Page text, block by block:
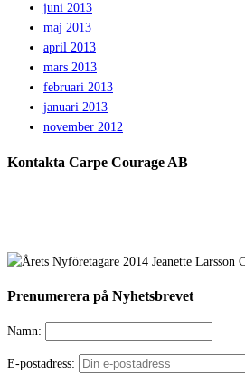
juni 2013
maj 2013
april 2013
mars 2013
februari 2013
januari 2013
november 2012
Kontakta Carpe Courage AB
Prenumerera på Nyhetsbrevet
Namn:
E-postadress: